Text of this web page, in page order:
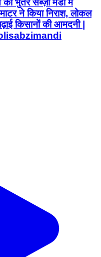
भुंतर सब्ज़ी मंडी में
ने किया निराश, लोकल
किसानों की आमदनी |